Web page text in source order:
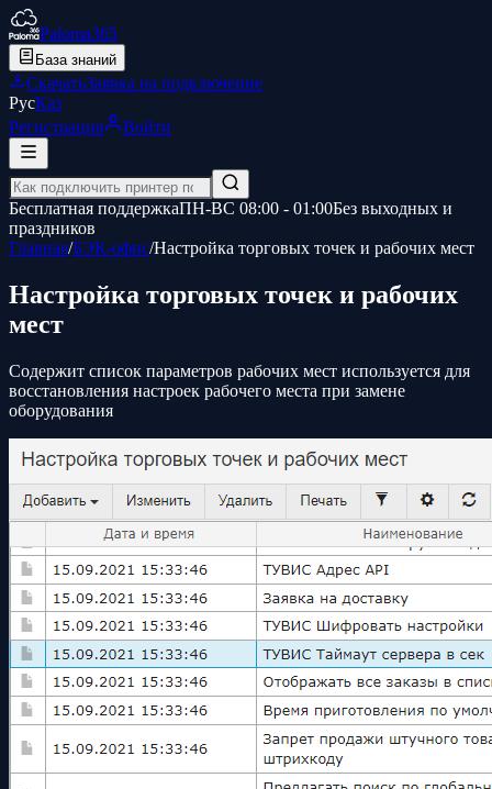
Paloma365
База знаний
СкачатьЗаявка на подключение
РусҚаз
Регистрация
Войти
Бесплатная поддержкаПН-ВС 08:00 - 01:00Без выходных и
праздников
Главная/БЭК-офис/Настройка торговых точек и рабочих мест
Настройка торговых точек и рабочих
мест
Содержит список параметров рабочих мест используется для
восстановления настроек рабочего места при замене
оборудования